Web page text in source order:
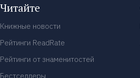
Читайте
Книжные новости
Рейтинги ReadRate
Рейтинги от знаменитостей
Бестселлеры